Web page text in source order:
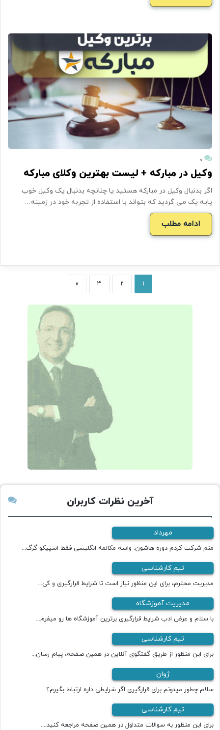
۰
وکیل در مبارکه + لیست بهترین وکلای مبارکه
اگر بدنبال وکیل در مبارکه هستید یا چنانچه بدنبال یک وکیل خوب
پایه یک می گردید که بتواند با استفاده از تجربه خود در زمینه…
ادامه مطلب
۱ ۲ ۳ »
آخرین نظرات کاربران
مهرداد
منم شرکت کردم دوره هاشون. واسه مکالمه انگلیسی فقط اسپیکو گرگ...
تیم کارشناسی
مدیریت محترم، برای این منظور نیاز است تا شرایط قرارگیری و کی...
مدیریت آموزشگاه
با سلام و عرض ادب شرایط قرارگیری برترین آموزشگاه ها رو میفرم...
تیم کارشناسی
برای این منظور از طریق گفتگوی آنلاین در همین صفحه، پیام رسان...
ژوان
سلام چطور میتونم برای قرارگیری اگر شرایطی داره ارتباط بگیرم؟...
تیم کارشناسی
برای این منظور به سوالات متداول در همین صفحه مراجعه کنید....